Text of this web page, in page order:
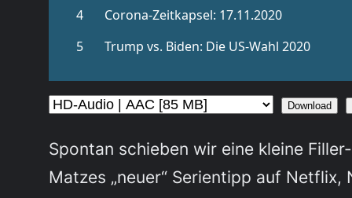
Download
Spontan schieben wir eine kleine
Matzes „neuer“ Serientipp auf Netflix,